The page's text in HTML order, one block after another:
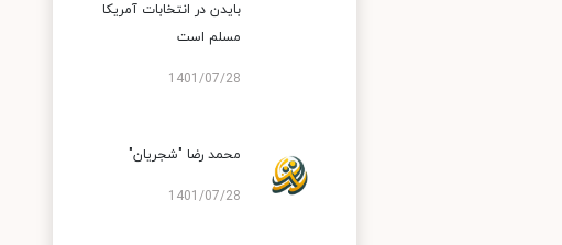
بایدن در انتخابات آمریکا
مسلم است
1401/07/28
محمد رضا "شجریان"
1401/07/28